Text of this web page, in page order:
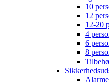
10
12
12-20
4
6
8